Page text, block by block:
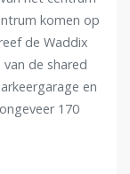
komen op
de Waddix
de shared
en
170